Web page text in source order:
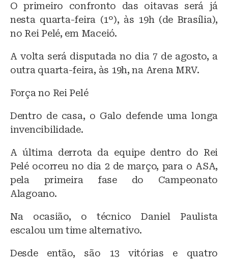
O primeiro confronto das oitavas será já
nesta quarta-feira (1º), às 19h (de Brasília),
no Rei Pelé, em Maceió.
A volta será disputada no dia 7 de agosto, a
outra quarta-feira, às 19h, na Arena MRV.
Força no Rei Pelé
Dentro de casa, o Galo defende uma longa
invencibilidade.
A última derrota da equipe dentro do Rei
Pelé ocorreu no dia 2 de março, para o ASA,
pela primeira fase do Campeonato
Alagoano.
Na ocasião, o técnico Daniel Paulista
escalou um time alternativo.
Desde então, são 13 vitórias e quatro